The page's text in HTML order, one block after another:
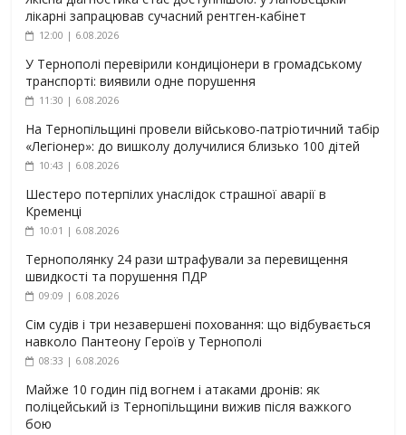
лікарні запрацював сучасний рентген-кабінет
12:00 | 6.08.2026
У Тернополі перевірили кондиціонери в громадському
транспорті: виявили одне порушення
11:30 | 6.08.2026
На Тернопільщині провели військово-патріотичний табір
«Легіонер»: до вишколу долучилися близько 100 дітей
10:43 | 6.08.2026
Шестеро потерпілих унаслідок страшної аварії в
Кременці
10:01 | 6.08.2026
Тернополянку 24 рази штрафували за перевищення
швидкості та порушення ПДР
09:09 | 6.08.2026
Сім судів і три незавершені поховання: що відбувається
навколо Пантеону Героїв у Тернополі
08:33 | 6.08.2026
Майже 10 годин під вогнем і атаками дронів: як
поліцейський із Тернопільщини вижив після важкого
бою